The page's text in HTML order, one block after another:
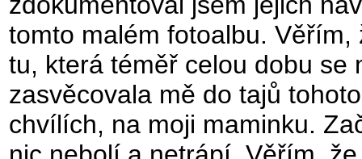
tomto malém fotoalbu.
tu, která téměř celou dobu se
zasvěcovala mě do tajů
chvílích, na moji maminku.